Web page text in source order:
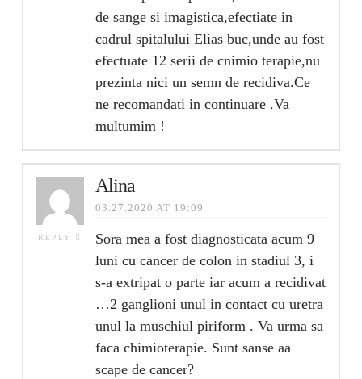
de sange si imagistica,efectiate in
cadrul spitalului Elias buc,unde au fost
efectuate 12 serii de cnimio terapie,nu
prezinta nici un semn de recidiva.Ce
ne recomandati in continuare .Va
multumim !
REPLY
Alina
03.27.2020 AT 19:09
Sora mea a fost diagnosticata acum 9
luni cu cancer de colon in stadiul 3, i
s-a extripat o parte iar acum a recidivat
…2 ganglioni unul in contact cu uretra
unul la muschiul piriform . Va urma sa
faca chimioterapie. Sunt sanse aa
scape de cancer?